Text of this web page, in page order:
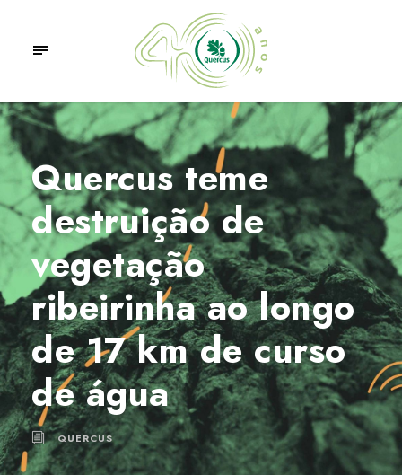
Quercus teme
destruição de
vegetação
ribeirinha ao longo
de 17 km de curso
de água
QUERCUS